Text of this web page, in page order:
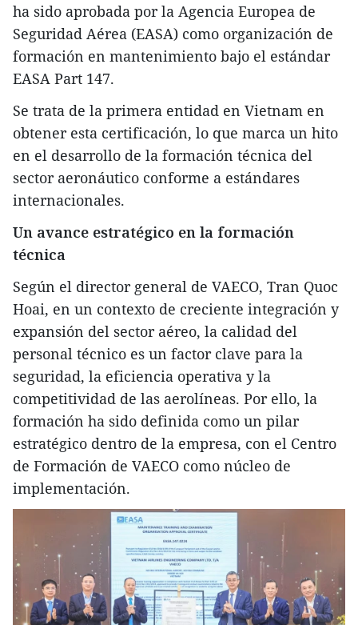
ha sido aprobada por la Agencia Europea de
Seguridad Aérea (EASA) como organización de
formación en mantenimiento bajo el estándar
EASA Part 147.
Se trata de la primera entidad en Vietnam en
obtener esta certificación, lo que marca un hito
en el desarrollo de la formación técnica del
sector aeronáutico conforme a estándares
internacionales.
Un avance estratégico en la formación
técnica
Según el director general de VAECO, Tran Quoc
Hoai, en un contexto de creciente integración y
expansión del sector aéreo, la calidad del
personal técnico es un factor clave para la
seguridad, la eficiencia operativa y la
competitividad de las aerolíneas. Por ello, la
formación ha sido definida como un pilar
estratégico dentro de la empresa, con el Centro
de Formación de VAECO como núcleo de
implementación.